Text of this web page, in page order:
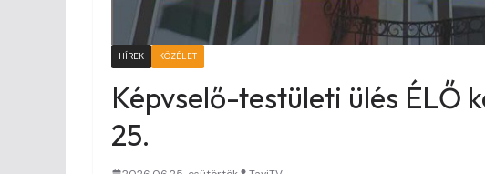
HÍREK KÖZÉLET
Képvselő-testületi ülés ÉLŐ
25.